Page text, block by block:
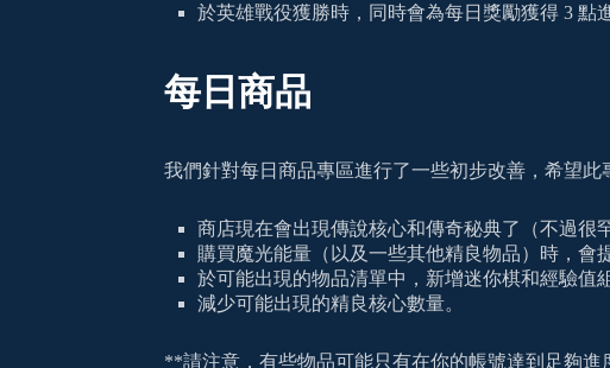
於英雄戰役獲勝時，同時會為每日獎勵獲得 3 點
每日商品
我們針對每日商品專區進行了一些初步改善，希望
商店現在會出現傳說核心和傳奇秘典了（不過很
購買魔光能量（以及一些其他精良物品）時，會
於可能出現的物品清單中，新增迷你棋和經驗值
減少可能出現的精良核心數量。
**請注意，有些物品可能只有在你的帳號達到足夠進